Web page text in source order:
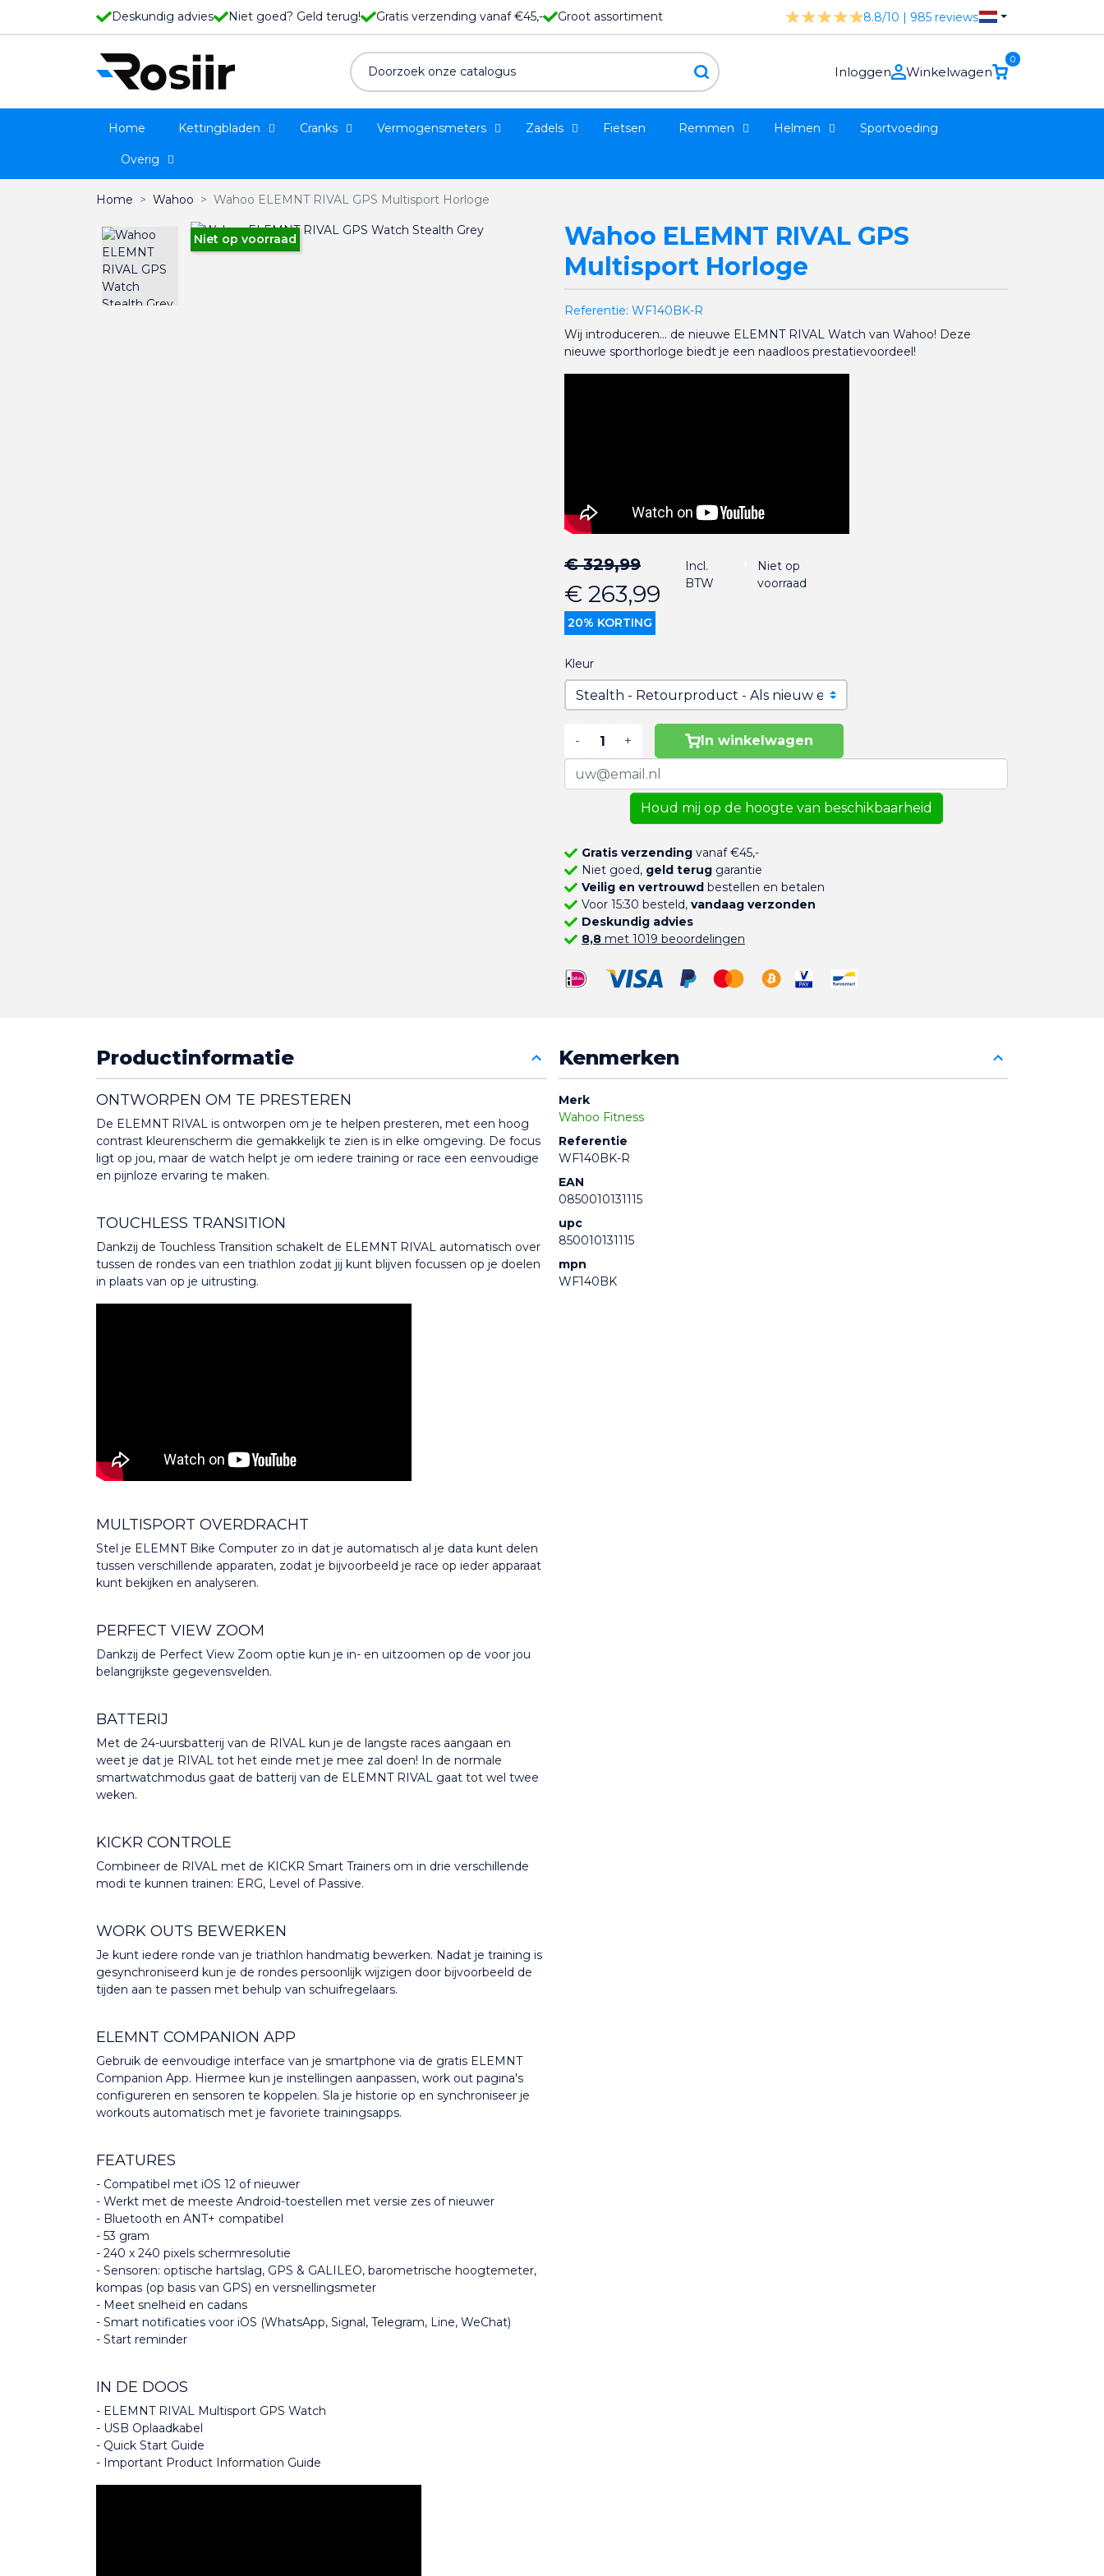
Deskundig advies Niet goed? Geld terug! Gratis verzending vanaf €45,- Groot assortiment 8.8/10 | 985 reviews
Inloggen
0
Winkelwagen
Home Kettingbladen Cranks Vermogensmeters Zadels Fietsen Remmen Helmen Sportvoeding
Overig
Home Wahoo Wahoo ELEMNT RIVAL GPS Multisport Horloge
Niet op voorraad
Wahoo ELEMNT RIVAL GPS
Multisport Horloge
Referentie: WF140BK-R
Wij introduceren... de nieuwe ELEMNT RIVAL Watch van Wahoo! Deze
nieuwe sporthorloge biedt je een naadloos prestatievoordeel!
€ 329,99
€ 263,99
20% KORTING
Incl.
BTW
Niet op
voorraad
Kleur
- + In winkelwagen
Houd mij op de hoogte van beschikbaarheid
Gratis verzendingvanaf €45,-
Niet goed, geld teruggarantie
Veilig en vertrouwdbestellen en betalen
Voor 15:30 besteld, vandaag verzonden
Deskundig advies
8,8met 1019 beoordelingen
Productinformatie
ONTWORPEN OM TE PRESTEREN
De ELEMNT RIVAL is ontworpen om je te helpen presteren, met een hoog
contrast kleurenscherm die gemakkelijk te zien is in elke omgeving. De focus
ligt op jou, maar de watch helpt je om iedere training or race een eenvoudige
en pijnloze ervaring te maken.
TOUCHLESS TRANSITION
Dankzij de Touchless Transition schakelt de ELEMNT RIVAL automatisch over
tussen de rondes van een triathlon zodat jij kunt blijven focussen op je doelen
in plaats van op je uitrusting.
MULTISPORT OVERDRACHT
Stel je ELEMNT Bike Computer zo in dat je automatisch al je data kunt delen
tussen verschillende apparaten, zodat je bijvoorbeeld je race op ieder apparaat
kunt bekijken en analyseren.
PERFECT VIEW ZOOM
Dankzij de Perfect View Zoom optie kun je in- en uitzoomen op de voor jou
belangrijkste gegevensvelden.
BATTERIJ
Met de 24-uursbatterij van de RIVAL kun je de langste races aangaan en
weet je dat je RIVAL tot het einde met je mee zal doen! In de normale
smartwatchmodus gaat de batterij van de ELEMNT RIVAL gaat tot wel twee
weken.
KICKR CONTROLE
Combineer de RIVAL met de KICKR Smart Trainers om in drie verschillende
modi te kunnen trainen: ERG, Level of Passive.
WORK OUTS BEWERKEN
Je kunt iedere ronde van je triathlon handmatig bewerken. Nadat je training is
gesynchroniseerd kun je de rondes persoonlijk wijzigen door bijvoorbeeld de
tijden aan te passen met behulp van schuifregelaars.
ELEMNT COMPANION APP
Gebruik de eenvoudige interface van je smartphone via de gratis ELEMNT
Companion App. Hiermee kun je instellingen aanpassen, work out pagina's
configureren en sensoren te koppelen. Sla je historie op en synchroniseer je
workouts automatisch met je favoriete trainingsapps.
FEATURES
- Compatibel met iOS 12 of nieuwer
- Werkt met de meeste Android-toestellen met versie zes of nieuwer
- Bluetooth en ANT+ compatibel
- 53 gram
- 240 x 240 pixels schermresolutie
- Sensoren: optische hartslag, GPS & GALILEO, barometrische hoogtemeter,
kompas (op basis van GPS) en versnellingsmeter
- Meet snelheid en cadans
- Smart notificaties voor iOS (WhatsApp, Signal, Telegram, Line, WeChat)
- Start reminder
IN DE DOOS
- ELEMNT RIVAL Multisport GPS Watch
- USB Oplaadkabel
- Quick Start Guide
- Important Product Information Guide
Kenmerken
Merk
Wahoo Fitness
Referentie
WF140BK-R
EAN
0850010131115
upc
850010131115
mpn
WF140BK